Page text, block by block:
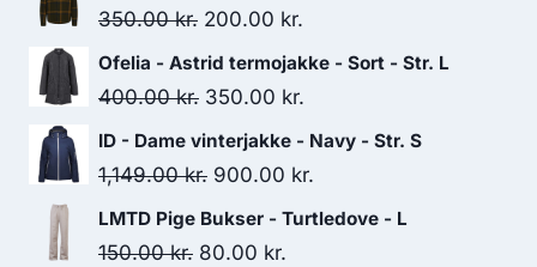
350.00kr. Original
price
was:
200.00 kr.
price
Ofelia - Astrid termojakke - Sort - Str. L
400.00kr. Original
price
was:
350.00 kr.
price
is:
ID - Dame vinterjakke - Navy - Str. S
1,149.00kr. Original
price
was:
900.00 kr.
price
LMTD Pige Bukser - Turtledove - L
150.00kr. Original
80.00 kr.